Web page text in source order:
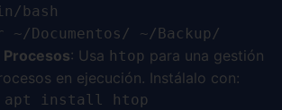
bash
~/Documentos/ ~/Backup/
: Usa htop para una gestión
en ejecución. Instálalo con:
apt install htop